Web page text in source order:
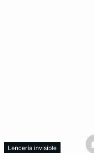
Lencería invisible